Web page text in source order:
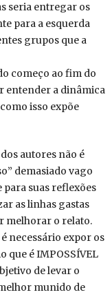
seria entregar os
para a esquerda
grupos que a
começo ao fim do
entender a dinâmica
isso expõe
autores não é
demasiado vago
suas reflexões
as linhas gastas
melhorar o relato.
necessário expor os
que é IMPOSSÍVEL
de levar o
munido de